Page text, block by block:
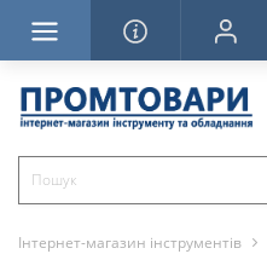
Інтернет-магазин інструментів